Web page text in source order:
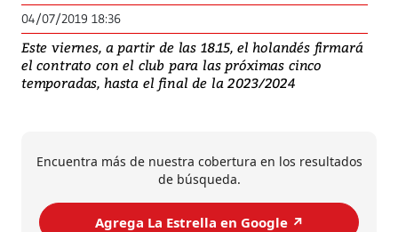
04/07/2019 18:36
Este viernes, a partir de las 18.15, el holandés firmará
el contrato con el club para las próximas cinco
temporadas, hasta el final de la 2023/2024
Encuentra más de nuestra cobertura en los resultados
de búsqueda.
Agrega La Estrella en Google ↗️